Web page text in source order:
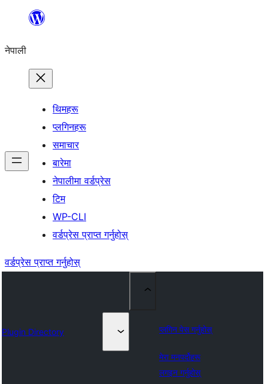
सामग्रीमा
नेपाली
थिमहरू
प्लगिनहरू
समाचार
बारेमा
नेपालीमा वर्डप्रेस
टिम
WP-CLI
वर्डप्रेस प्राप्त गर्नुहोस्
वर्डप्रेस प्राप्त गर्नुहोस्
Plugin Directory प्लगिन पेस गर्नुहोस्
मेरा मनपर्दोहरू
लगइन गर्नुहोस्